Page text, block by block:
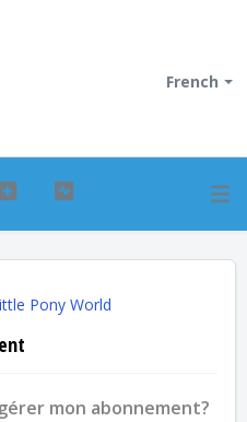
French
Pony World
mon abonnement?